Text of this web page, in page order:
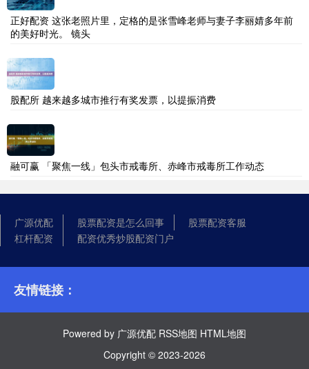
正好配资 这张老照片里，定格的是张雪峰老师与妻子李丽婧多年前
的美好时光。 镜头
股配所 越来越多城市推行有奖发票，以提振消费
融可赢 「聚焦一线」包头市戒毒所、赤峰市戒毒所工作动态
广源优配 股票配资是怎么回事
股票配资客服
杠杆配资
配资优秀炒股配资门户
友情链接：
Powered by 广源优配 RSS地图 HTML地图
Copyright © 2023-2026